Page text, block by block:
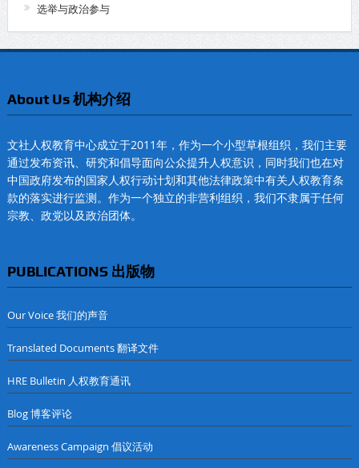
选举与政治参与
About Us 机构介绍
文社人权教育中心成立于2011年，作为一个小型草根组织，我们主要
通过发布资讯、研究和倡导面向公众提升人权意识，同时我们也在对
中国政府发布的国家人权行动计划和其他法律政策中有关人权教育条
款的落实进行监测。作为一个独立的非营利组织，我们不隶属于任何
宗教、政党以及政治团体。
PUBLICATIONS 出版物
Our Voice 我们的声音
Translated Documents 翻译文件
HRE Bulletin 人权教育通讯
Blog 博客评论
Awareness Campaign 倡议活动